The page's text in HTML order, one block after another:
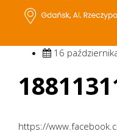
16
https://